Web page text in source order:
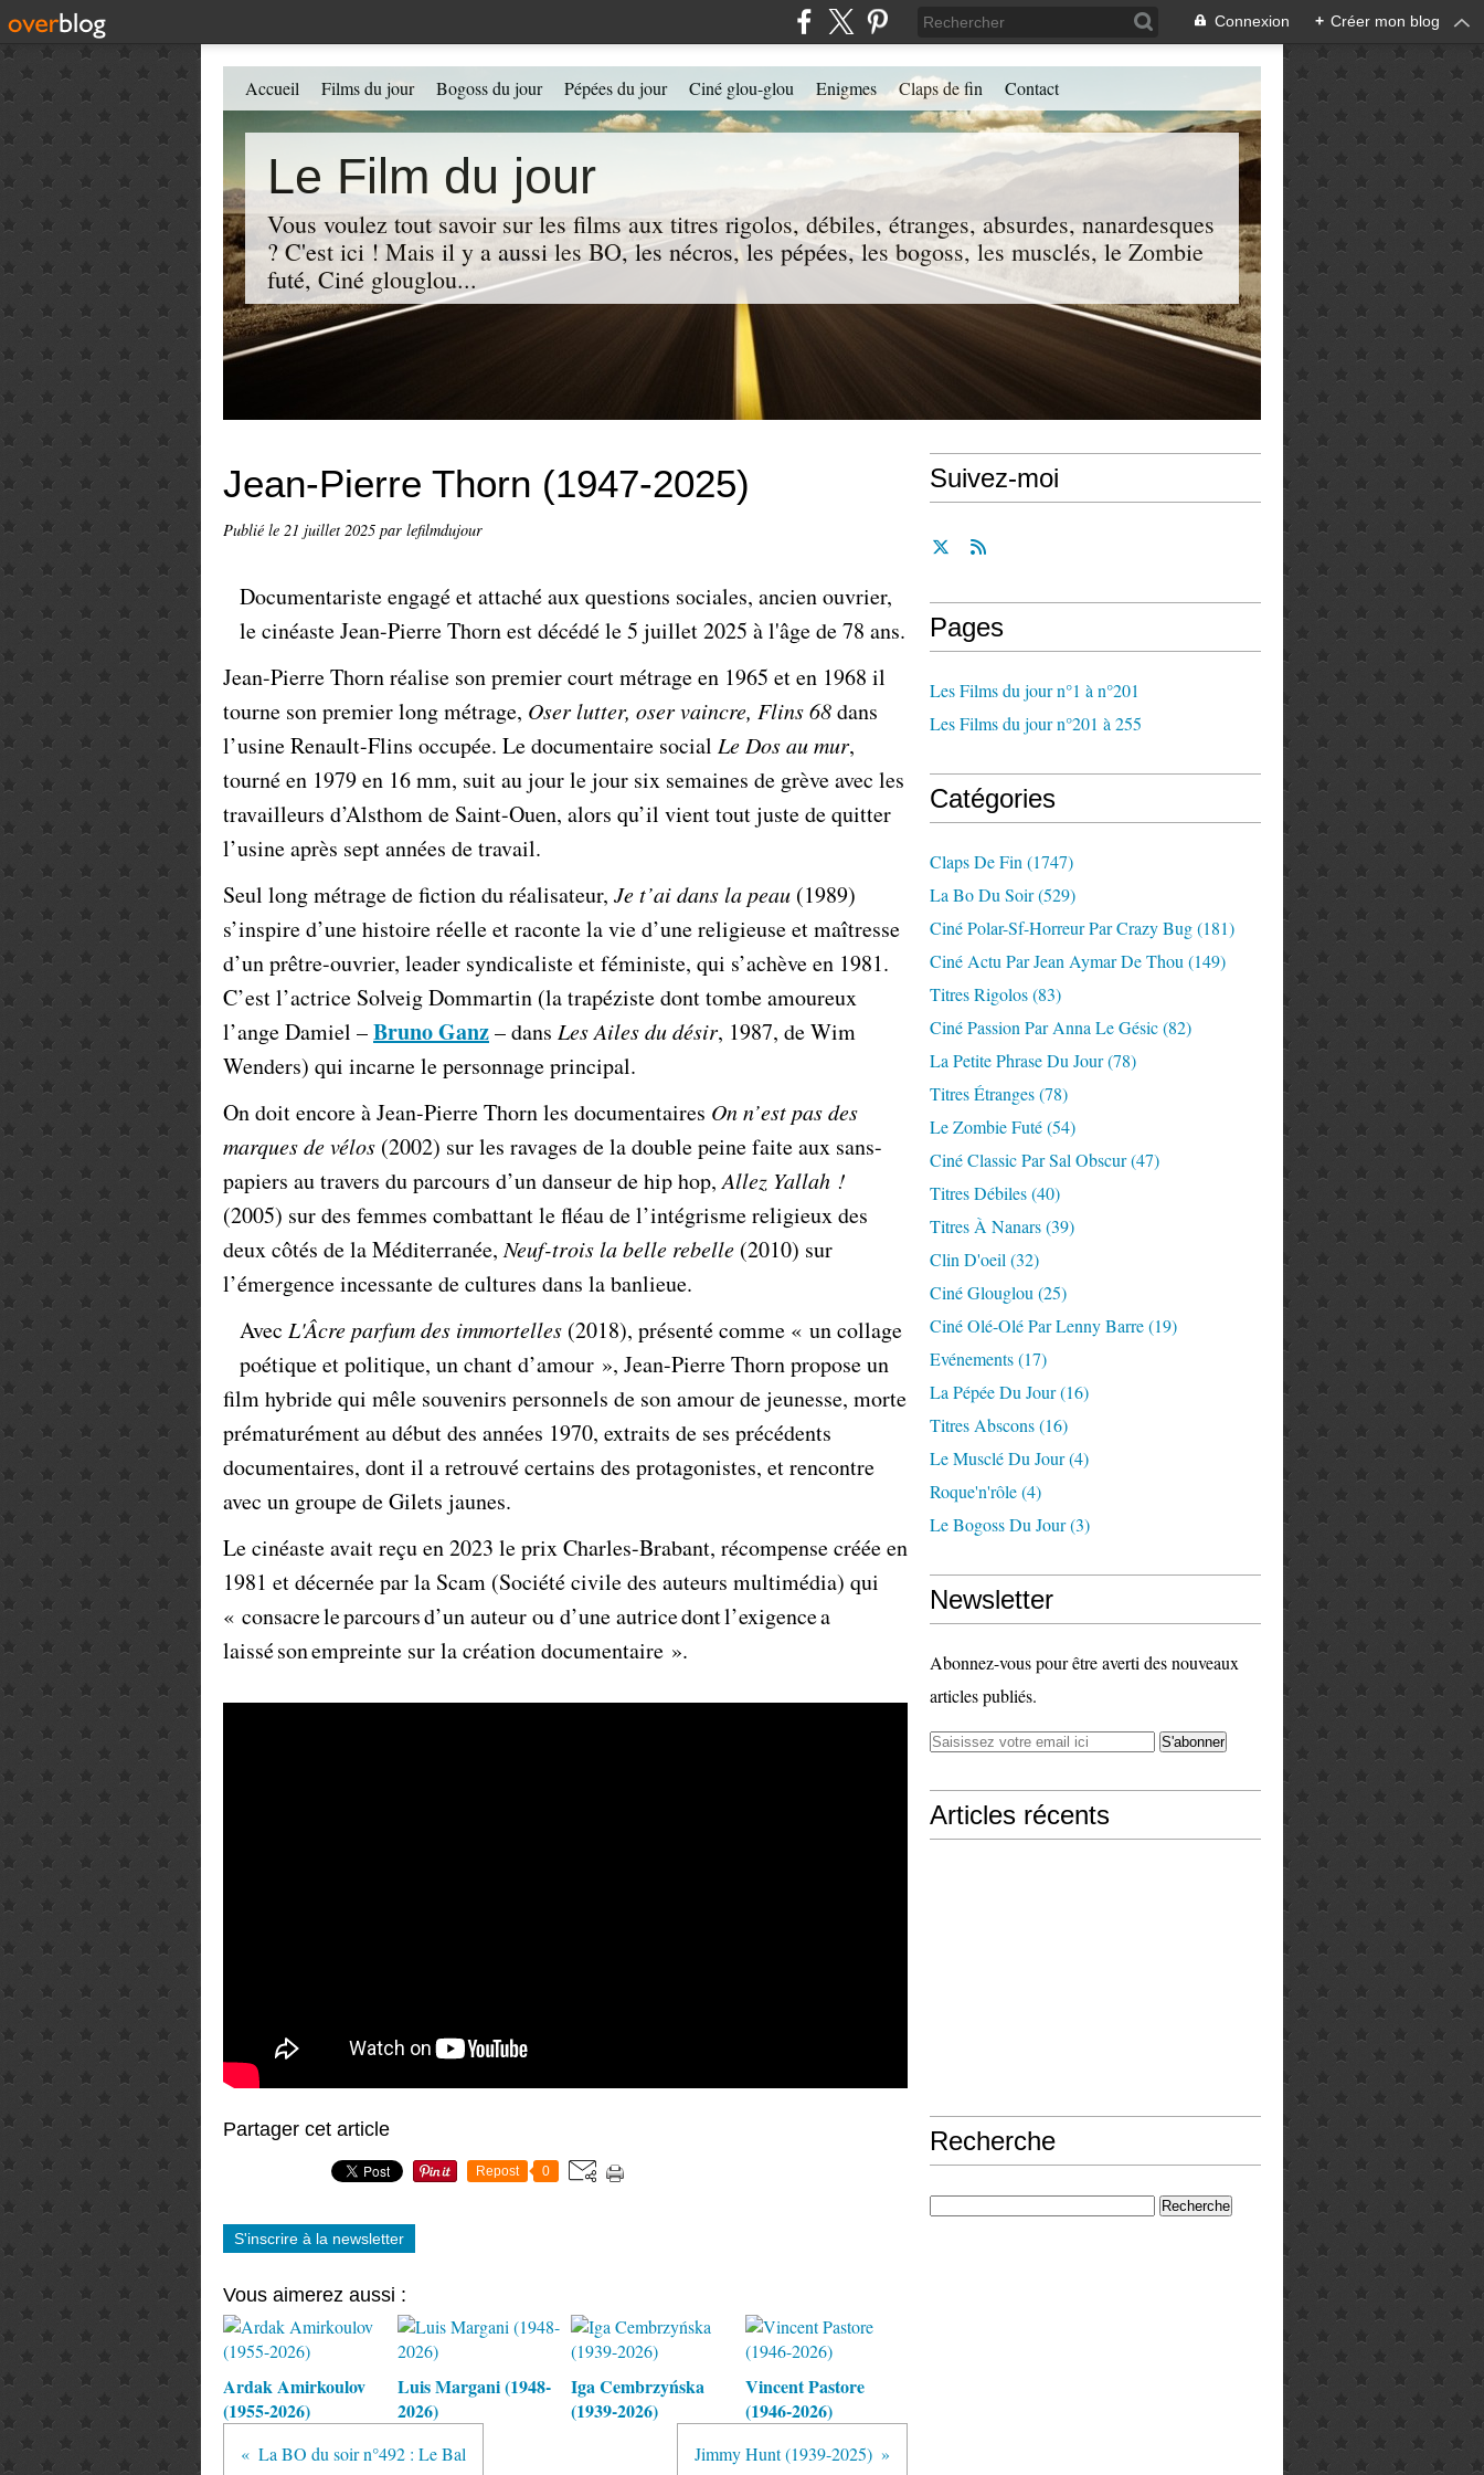
Connexion + Créer mon blog
Le Film du jour
Vous voulez tout savoir sur les films aux titres rigolos, débiles, étranges, absurdes, nanardesques
? C'est ici ! Mais il y a aussi les BO, les nécros, les pépées, les bogoss, les musclés, le Zombie
futé, Ciné glouglou...
Accueil Films du jour Bogoss du jour Pépées du jour Ciné glou-glou Enigmes Claps de fin Contact
Jean-Pierre Thorn (1947-2025)
Publié le 21 juillet 2025 par lefilmdujour
Documentariste engagé et attaché aux questions sociales, ancien ouvrier,
le cinéaste Jean-Pierre Thorn est décédé le 5 juillet 2025 à l'âge de 78 ans.
Jean-Pierre Thorn réalise son premier court métrage en 1965 et en 1968 il
tourne son premier long métrage, Oser lutter, oser vaincre, Flins 68dans
l’usine Renault-Flins occupée. Le documentaire social Le Dos au mur,
tourné en 1979 en 16 mm, suit au jour le jour six semaines de grève avec les
travailleurs d’Alsthom de Saint-Ouen, alors qu’il vient tout juste de quitter
l’usine après sept années de travail.
Seul long métrage de fiction du réalisateur, Je t’ai dans la peau (1989)
s’inspire d’une histoire réelle et raconte la vie d’une religieuse et maîtresse
d’un prêtre-ouvrier, leader syndicaliste et féministe, qui s’achève en 1981.
C’est l’actrice Solveig Dommartin (la trapéziste dont tombe amoureux
l’ange Damiel –Bruno Ganz– dans Les Ailes du désir, 1987, de Wim
Wenders) qui incarne le personnage principal.
On doit encore à Jean-Pierre Thorn les documentaires On n’est pas des
marques de vélos (2002) sur les ravages de la double peine faite aux sans-
papiers au travers du parcours d’un danseur de hip hop,Allez Yallah !
(2005) sur des femmes combattant le fléau de l’intégrisme religieux des
deux côtés de la Méditerranée,Neuf-trois la belle rebelle (2010) sur
l’émergence incessante de cultures dans la banlieue.
Avec L'Âcre parfum des immortelles (2018), présenté comme « un collage
poétique et politique, un chant d’amour », Jean-Pierre Thorn propose un
film hybride qui mêle souvenirs personnels de son amour de jeunesse, morte
prématurément au début des années 1970, extraits de ses précédents
documentaires, dont il a retrouvé certains des protagonistes, et rencontre
avec un groupe de Gilets jaunes.
Le cinéaste avait reçu en 2023 le prix Charles-Brabant, récompense créée en
1981 et décernée par la Scam (Société civile des auteurs multimédia) qui
« consacre le parcours d’un auteur ou d’une autrice dont l’exigence a
laissé son empreinte sur la création documentaire ».
Partager cet article
Repost 0
S'inscrire à la newsletter
Vous aimerez aussi :
Ardak Amirkoulov
(1955-2026)
Luis Margani (1948-
2026)
Iga Cembrzyńska
(1939-2026)
Vincent Pastore
(1946-2026)
La BO du soir n°492 : Le Bal Jimmy Hunt (1939-2025)
Suivez-moi
Pages
Les Films du jour n°1 à n°201
Les Films du jour n°201 à 255
Catégories
Claps De Fin (1747)
La Bo Du Soir(529)
Ciné Polar-Sf-Horreur Par Crazy Bug(181)
Ciné Actu Par Jean Aymar De Thou (149)
Titres Rigolos(83)
Ciné Passion Par Anna Le Gésic(82)
La Petite Phrase Du Jour(78)
Titres Étranges(78)
Le Zombie Futé(54)
Ciné Classic Par Sal Obscur(47)
Titres Débiles(40)
Titres À Nanars(39)
Clin D'oeil (32)
Ciné Glouglou (25)
Ciné Olé-Olé Par Lenny Barre(19)
Evénements(17)
La Pépée Du Jour(16)
Titres Abscons(16)
Le Musclé Du Jour(4)
Roque'n'rôle(4)
Le Bogoss Du Jour(3)
Newsletter
Abonnez-vous pour être averti des nouveaux
articles publiés.
Articles récents
Recherche